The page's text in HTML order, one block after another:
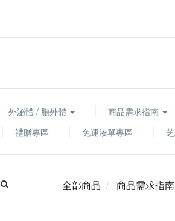
外泌體 / 胞外體 商品需求指南
禮贈專區
免運湊單專區
全部商品 商品需求指南